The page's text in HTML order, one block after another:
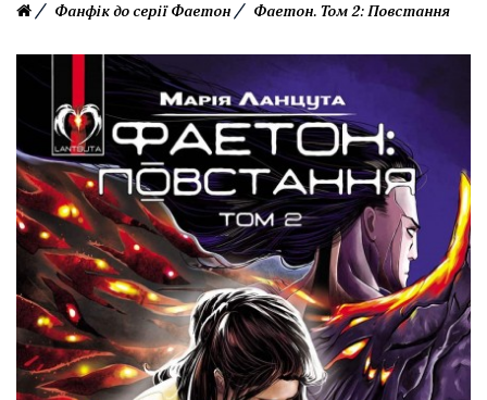
Фанфік до серії Фаетон Фаетон. Том 2: Повстання